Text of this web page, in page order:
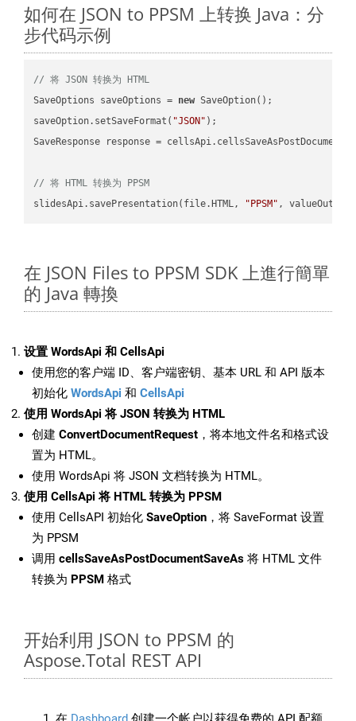
如何在 JSON to PPSM 上转换 Java：分
步代码示例
// 将 JSON 转换为 HTML
SaveOptions saveOptions = new SaveOption();
saveOption.setSaveFormat( "JSON" );
SaveResponse response =
// 将 HTML 转换为 PPSM
slidesApi.savePresentation(file.HTML,
"PPSM"
在 JSON Files to PPSM SDK 上進行簡單
的 Java 轉換
设置 WordsApi 和 CellsApi
使用您的客户端 ID、客户端密钥、基本 URL 和 API 版本
初始化 WordsApi 和 CellsApi
使用 WordsApi 将 JSON 转换为 HTML
创建 ConvertDocumentRequest ，将本地文件名和格式设
置为 HTML。
使用 WordsApi 将 JSON 文档转换为 HTML。
使用 CellsApi 将 HTML 转换为 PPSM
使用 CellsAPI 初始化 SaveOption ，将 SaveFormat 设置
为 PPSM
调用 cellsSaveAsPostDocumentSaveAs 将 HTML 文件
转换为 PPSM 格式
开始利用 JSON to PPSM 的
Aspose.Total REST API